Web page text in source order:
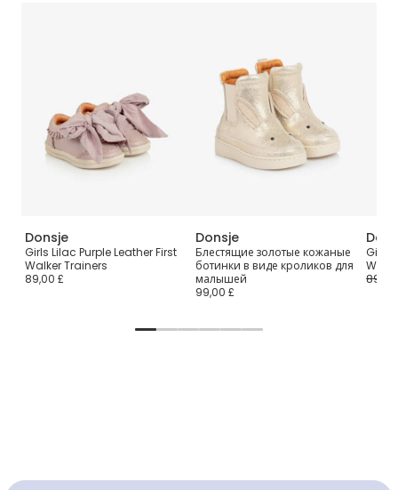
Donsje
Girls Lilac Purple Leather First
Walker Trainers
89,00 £
Donsje
Блестящие золотые кожаные
ботинки в виде кроликов для
малышей
99,00 £
Girls
89,00